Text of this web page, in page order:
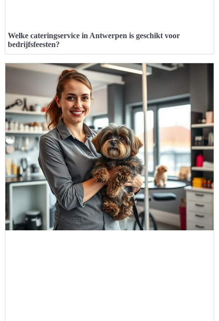
Welke cateringservice in Antwerpen is geschikt voor
bedrijfsfeesten?